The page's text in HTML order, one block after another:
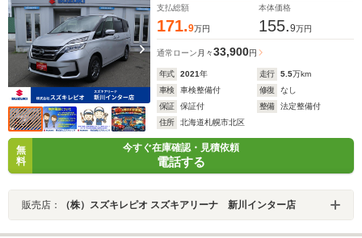
支払総額
171.9万円
本体価格
155.9万円
通常ローン 月々33,900円
年式 2021年 走行 5.5万km
車検
車検整備付 修復
なし
保証
保証付 整備
法定整備付
住所
北海道札幌市北区
無
料
今すぐ在庫確認・見積依頼
電話する
販売店： （株）スズキレピオ スズキアリーナ 新川インター店